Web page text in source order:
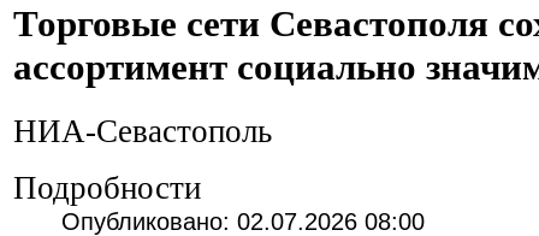
Торговые сети Севастополя
ассортимент социально
НИА-Севастополь
Подробности
Опубликовано: 02.07.2026 08:00